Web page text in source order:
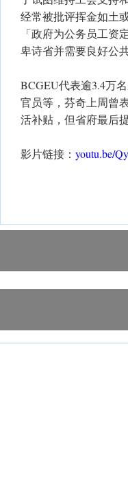
经常被批评挥金如土
「政府为公务员工
卑诗省并需要良好公
BCGEU代表逾3.4万
官员等，芬奇上周曾
活补贴，但省府最后
影片链接： youtu.be/